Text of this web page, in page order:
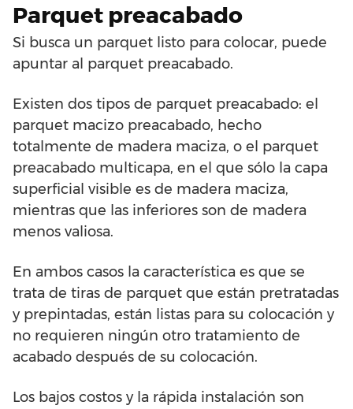
Parquet preacabado
Si busca un parquet listo para colocar, puede
apuntar al parquet preacabado.
Existen dos tipos de parquet preacabado: el
parquet macizo preacabado, hecho
totalmente de madera maciza, o el parquet
preacabado multicapa, en el que sólo la capa
superficial visible es de madera maciza,
mientras que las inferiores son de madera
menos valiosa.
En ambos casos la característica es que se
trata de tiras de parquet que están pretratadas
y prepintadas, están listas para su colocación y
no requieren ningún otro tratamiento de
acabado después de su colocación.
Los bajos costos y la rápida instalación son